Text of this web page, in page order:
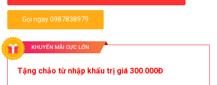
Gọi ngay 0987838979
KHUYẾN MÃI CỰC LỚN
Tặng chảo từ nhập khẩu trị giá 300.000Đ